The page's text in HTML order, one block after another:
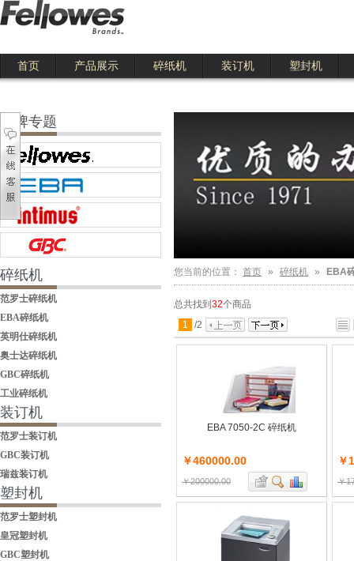
首页 产品展示 碎纸机 装订机 塑封机
品牌专题
碎纸机
范罗士碎纸机
EBA碎纸机
英明仕碎纸机
奥士达碎纸机
GBC碎纸机
工业碎纸机
装订机
范罗士装订机
GBC装订机
瑞兹装订机
塑封机
范罗士塑封机
皇冠塑封机
GBC塑封机
您当前的位置： 首页 » 碎纸机 » EBA
总共找到 32个商品
1
/2
EBA 7050-2C 碎纸机
￥460000.00
￥200000.00
￥
￥